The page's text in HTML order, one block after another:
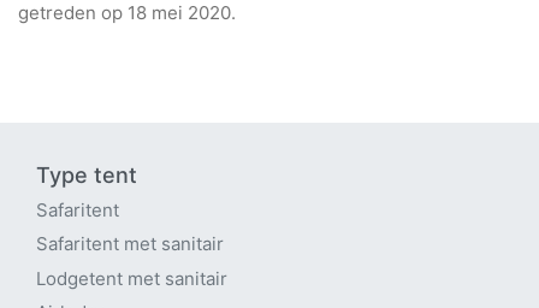
getreden op 18 mei 2020.
Type tent
Safaritent
Safaritent met sanitair
Lodgetent met sanitair